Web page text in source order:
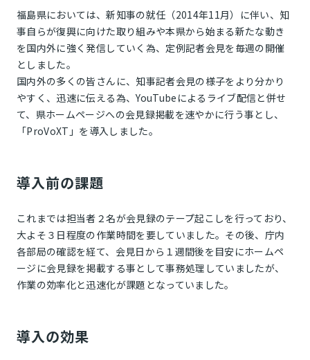
福島県においては、新知事の就任（2014年11月）に伴い、知
事自らが復興に向けた取り組みや本県から始まる新たな動き
を国内外に強く発信していく為、定例記者会見を毎週の開催
としました。
国内外の多くの皆さんに、知事記者会見の様子をより分かり
やすく、迅速に伝える為、YouTubeによるライブ配信と併せ
て、県ホームページへの会見録掲載を速やかに行う事とし、
「ProVoXT」を導入しました。
導入前の課題
これまでは担当者２名が会見録のテープ起こしを行っており、
大よそ３日程度の作業時間を要していました。その後、庁内
各部局の確認を経て、会見日から１週間後を目安にホームペ
ージに会見録を掲載する事として事務処理していましたが、
作業の効率化と迅速化が課題となっていました。
導入の効果